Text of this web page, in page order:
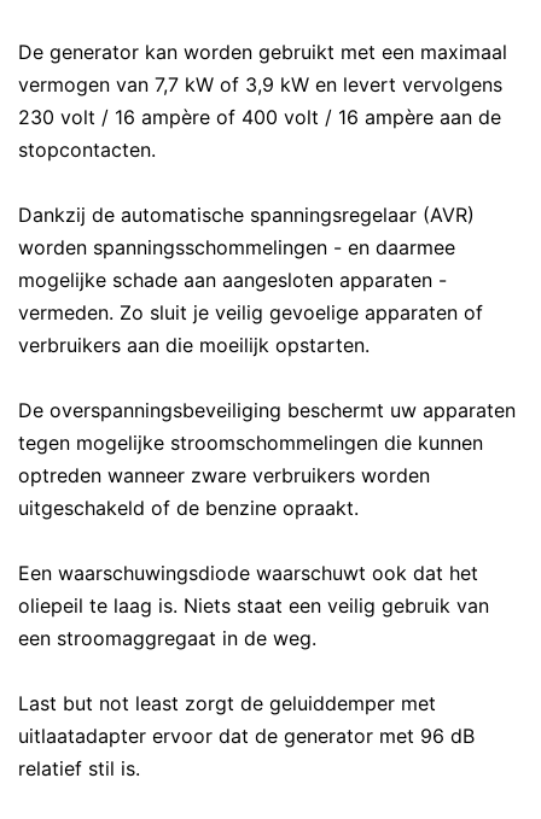
De generator kan worden gebruikt met een maximaal
vermogen van 7,7 kW of 3,9 kW en levert vervolgens
230 volt / 16 ampère of 400 volt / 16 ampère aan de
stopcontacten.
Dankzij de automatische spanningsregelaar (AVR)
worden spanningsschommelingen - en daarmee
mogelijke schade aan aangesloten apparaten -
vermeden. Zo sluit je veilig gevoelige apparaten of
verbruikers aan die moeilijk opstarten.
De overspanningsbeveiliging beschermt uw apparaten
tegen mogelijke stroomschommelingen die kunnen
optreden wanneer zware verbruikers worden
uitgeschakeld of de benzine opraakt.
Een waarschuwingsdiode waarschuwt ook dat het
oliepeil te laag is. Niets staat een veilig gebruik van
een stroomaggregaat in de weg.
Last but not least zorgt de geluiddemper met
uitlaatadapter ervoor dat de generator met 96 dB
relatief stil is.